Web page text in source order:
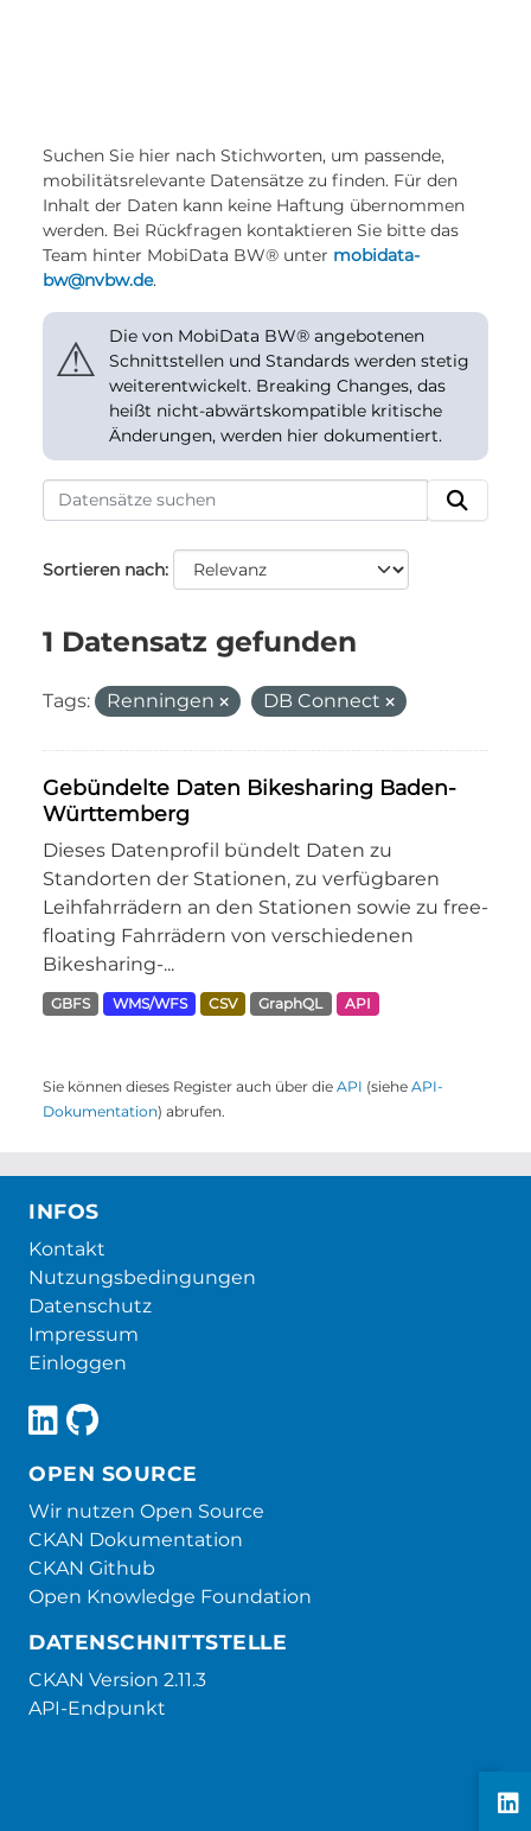
Suchen Sie hier nach Stichworten, um passende,
mobilitätsrelevante Datensätze zu finden. Für den
Inhalt der Daten kann keine Haftung übernommen
werden. Bei Rückfragen kontaktieren Sie bitte das
Team hinter MobiData BW® unter mobidata-
bw@nvbw.de.
⚠
Die von MobiData BW® angebotenen
Schnittstellen und Standards werden stetig
weiterentwickelt. Breaking Changes, das
heißt nicht-abwärtskompatible kritische
Änderungen, werden hier dokumentiert.
Sortieren nach
1 Datensatz gefunden
Tags: Renningen DB Connect
Gebündelte Daten Bikesharing Baden-
Württemberg
Dieses Datenprofil bündelt Daten zu
Standorten der Stationen, zu verfügbaren
Leihfahrrädern an den Stationen sowie zu free-
floating Fahrrädern von verschiedenen
Bikesharing-...
GBFS WMS/WFS CSV GraphQL API
Sie können dieses Register auch über die API (siehe API-
Dokumentation) abrufen.
INFOS
Kontakt
Nutzungsbedingungen
Datenschutz
Impressum
Einloggen
OPEN SOURCE
Wir nutzen Open Source
CKAN Dokumentation
CKAN Github
Open Knowledge Foundation
DATENSCHNITTSTELLE
CKAN Version 2.11.3
API-Endpunkt